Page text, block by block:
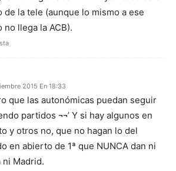
de la tele (aunque lo mismo a ese
no llega la ACB).
2015 En 18:33
que las autonómicas puedan seguir
partidos ¬¬’ Y si hay algunos en
y otros no, que no hagan lo del
en abierto de 1ª que NUNCA dan ni
ni Madrid.